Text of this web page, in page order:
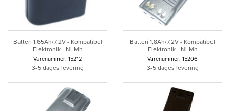
Batteri 1,65Ah/7,2V - Kompatibel
Elektronik - Ni-Mh
Varenummer: 15212
3-5 dages levering
Batteri 1,8Ah/7,2V - Kompatibel
Elektronik - Ni-Mh
Varenummer: 15206
3-5 dages levering